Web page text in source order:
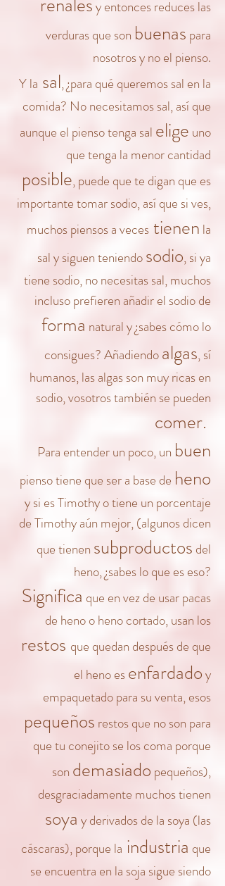
y entonces reduces las
verduras que son buenas para
nosotros y no el pienso.
Y la sal, ¿para qué queremos sal en la
comida? No necesitamos sal, así que
aunque el pienso tenga sal elige uno
que tenga la menor cantidad
posible, puede que te digan que es
importante tomar sodio, así que si ves,
muchos piensos a veces tienen la
sal y siguen teniendosodio, si ya
tiene sodio, no necesitas sal, muchos
incluso prefieren añadir el sodio de
forma natural y ¿sabes cómo lo
consigues? Añadiendoalgas, sí
humanos, las algas son muy ricas en
sodio,vosotrostambién se pueden
comer.
Para entender un poco, un buen
pienso tiene que ser a base de heno
y si es Timothy o tiene un porcentaje
de Timothy aún mejor, (algunos dicen
que tienen subproductos del
heno, ¿sabes lo que es eso?
Significa que en vez de usar pacas
de heno o heno cortado, usan los
restos que quedan después de que
el heno esenfardadoy
empaquetado para su venta, esos
pequeños restos que no son para
que tu conejito se los coma porque
son demasiado pequeños),
desgraciadamente muchos tienen
soya y derivados de la soya (las
cáscaras), porque la industria que
se encuentra en la soja sigue siendo